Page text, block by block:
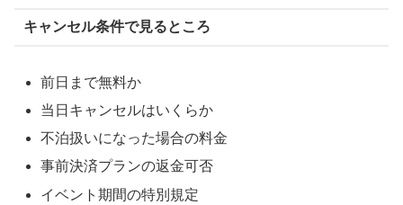
キャンセル条件で見るところ
前日まで無料か
当日キャンセルはいくらか
不泊扱いになった場合の料金
事前決済プランの返金可否
イベント期間の特別規定